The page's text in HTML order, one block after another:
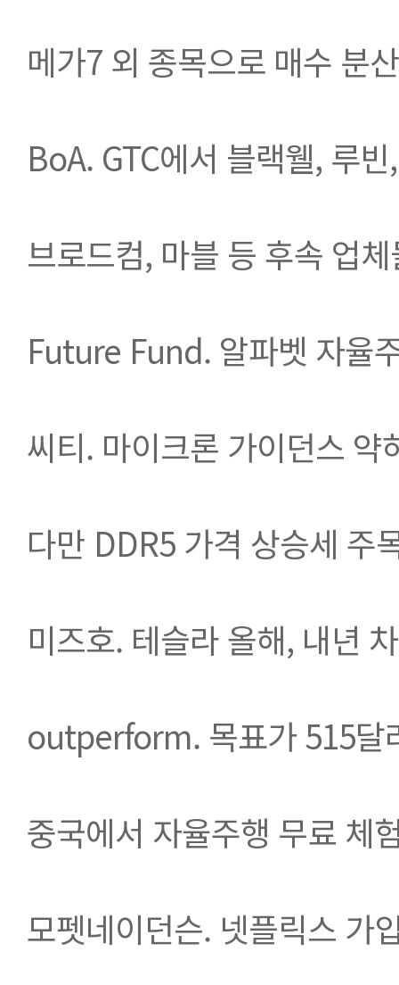
메가7 외 종목으로 매수 분
BoA. GTC에서 블랙웰, 루
브로드컴, 마블 등 후속 업
Future Fund. 알파벳 자율
씨티. 마이크론 가이던스 약
다만 DDR5 가격 상승세 주
미즈호. 테슬라 올해, 내년
outperform. 목표가 515달
중국에서 자율주행 무료 체
모펫네이던슨. 넷플릭스 가